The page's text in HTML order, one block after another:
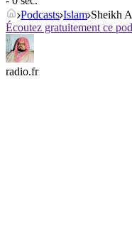
Podcasts Islam
Écoutez gratuitement ce
radio.fr